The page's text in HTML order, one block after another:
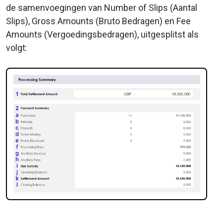
de samenvoegingen van Number of Slips (Aantal
Slips), Gross Amounts (Bruto Bedragen) en Fee
Amounts (Vergoedingsbedragen), uitgesplitst als
volgt: